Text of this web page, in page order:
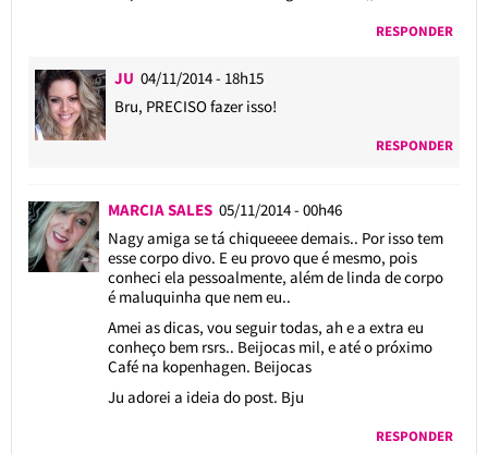
RESPONDER
JU 04/11/2014 - 18h15
Bru, PRECISO fazer isso!
RESPONDER
MARCIA SALES 05/11/2014 - 00h46
Nagy amiga se tá chiqueeee demais.. Por isso tem
esse corpo divo. E eu provo que é mesmo, pois
conheci ela pessoalmente, além de linda de corpo
é maluquinha que nem eu..
Amei as dicas, vou seguir todas, ah e a extra eu
conheço bem rsrs.. Beijocas mil, e até o próximo
Café na kopenhagen. Beijocas
Ju adorei a ideia do post. Bju
RESPONDER